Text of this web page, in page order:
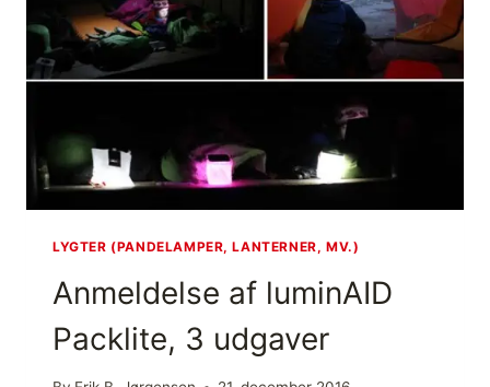
P
E
R
V
M
X
F
LYGTER (PANDELAMPER, LANTERNER, MV.)
Anmeldelse af luminAID
Packlite, 3 udgaver